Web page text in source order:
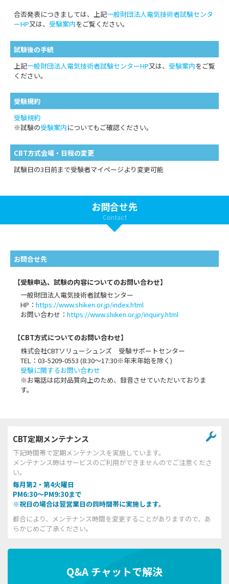
合否発表につきましては、上記一般財団法人電気技術者試験センタ
ーHP又は、 受験案内をご覧ください。
試験後の手続
上記一般財団法人電気技術者試験センターHP又は、 受験案内をご覧
ください。
受験規約
受験規約
※試験の受験案内についてもご確認ください。
CBT方式会場・日程の変更
試験日の3日前まで受験者マイページより変更可能
お問合せ先
Contact
お問合せ先
【受験申込、試験の内容についてのお問い合わせ】
一般財団法人電気技術者試験センター
HP： https://www.shiken.or.jp/index.html
お問い合わせ： https://www.shiken.or.jp/inquiry.html
【CBT方式についてのお問い合わせ】
株式会社CBTソリューシュンズ 受験サポートセンター
TEL：03-5209-0553 (8:30〜17:30※年末年始を除く)
受験に関するお問い合わせ
※お電話は応対品質向上のため、録音させていただいておりま
す。
CBT定期メンテナンス
下記時間帯で定期メンテナンスを実施しています。
メンテナンス時はサービスのご利用ができませんのでご注意くださ
い。
毎月第2・第4火曜日
PM6:30～PM9:30まで
※祝日の場合は翌営業日の同時間帯に実施します。
都合により、メンテナンス時間を変更することがありますので、あ
らかじめご了承ください。
Q&A チャットで解決